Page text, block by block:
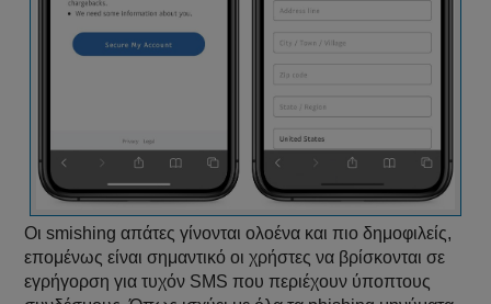
Οι smishing απάτες γίνονται ολοένα και πιο δημοφιλείς,
επομένως είναι σημαντικό οι χρήστες να βρίσκονται σε
εγρήγορση για τυχόν SMS που περιέχουν ύποπτους